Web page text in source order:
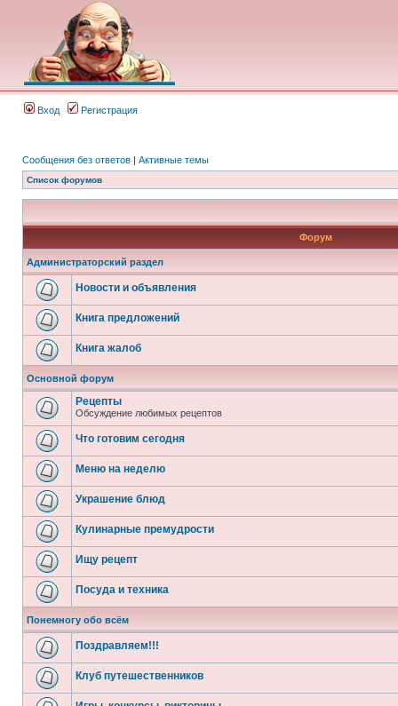
Вход Регистрация
Сообщения без ответов | Активные темы
Список форумов
Форум
Администраторский раздел
Новости и объявления
Книга предложений
Книга жалоб
Основной форум
Рецепты
Обсуждение любимых рецептов
Что готовим сегодня
Меню на неделю
Украшение блюд
Кулинарные премудрости
Ищу рецепт
Посуда и техника
Понемногу обо всём
Поздравляем!!!
Клуб путешественников